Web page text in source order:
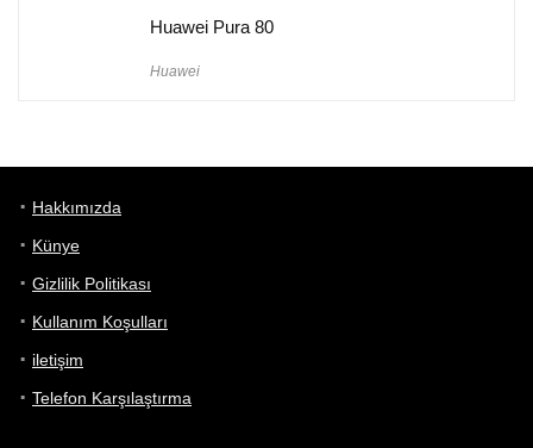
Huawei Pura 80
Huawei
Hakkımızda
Künye
Gizlilik Politikası
Kullanım Koşulları
iletişim
Telefon Karşılaştırma